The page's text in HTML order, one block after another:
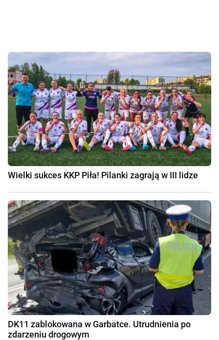
Wielki sukces KKP Piła! Pilanki zagrają w III lidze
DK11 zablokowana w Garbatce. Utrudnienia po
zdarzeniu drogowym